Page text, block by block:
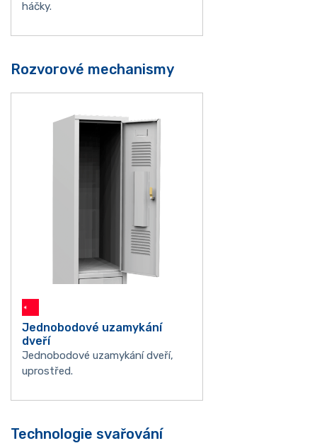
háčky.
Rozvorové mechanismy
Jednobodové uzamykání
dveří
Jednobodové uzamykání dveří,
uprostřed.
Technologie svařování